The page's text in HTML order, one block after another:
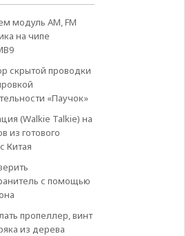
модуль АМ, FM
на чипе
скрытой проводки
«Паучок»
(Walkie Talkie) на
из готового
Китая
с помощью
пропеллер, винт
из дерева